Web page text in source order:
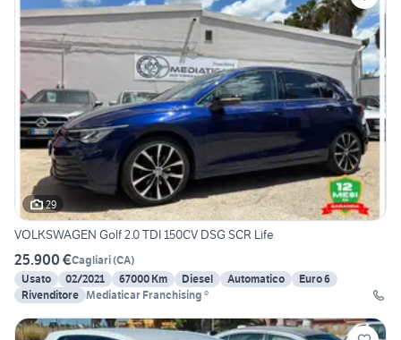
29
VOLKSWAGEN Golf 2.0 TDI 150CV DSG SCR Life
25.900 €Cagliari(CA)
Usato
02/2021 67000 Km Diesel Automatico
Euro 6
Rivenditore Mediaticar Franchising ®